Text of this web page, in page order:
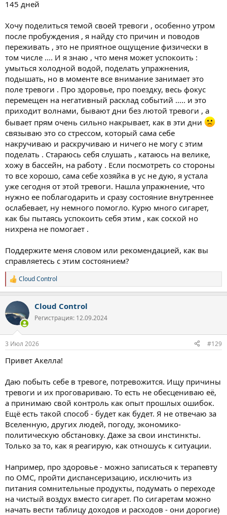
145 дней
Хочу поделиться темой своей тревоги , особенно утром
после пробуждения , я найду сто причин и поводов
переживать , это не приятное ощущение физически в
том числе …. И я знаю , что меня может успокоить :
умыться холодной водой, поделать упражнения,
подышать, но в моменте все внимание занимает это
поле тревоги . Про здоровье, про поездку, весь фокус
перемещен на негативный расклад событий ….. и это
приходит волнами, бывают дни без лютой тревоги , а
бывает прям очень сильно накрывает, как в эти дни
связываю это со стрессом, который сама себе
накручиваю и раскручиваю и ничего не могу с этим
поделать . Стараюсь себя слушать , катаюсь на велике,
хожу в бассейн, на работу . Если посмотреть со стороны
то все хорошо, сама себе хозяйка в ус не дую, я устала
уже сегодня от этой тревоги. Нашла упражнение, что
нужно ее поблагодарить и сразу состояние внутреннее
ослабевает, ну немного помогло. Курю много сигарет,
как бы пытаясь успокоить себя этим , как соской но
нихрена не помогает .
Поддержите меня словом или рекомендацией, как вы
справляетесь с этим состоянием?
Р
е
к
ц
и
Cloud Control
Cloud Control
Регистрация: 12.09.2024
3 Июл 2026 #129
Привет Акелла!
Даю побыть себе в тревоге, потревожится. Ищу причины
тревоги и их проговариваю. То есть не обесцениваю её,
а принимаю свой контроль как опыт прошлых ошибок.
Ещё есть такой способ - будет как будет. Я не отвечаю за
Вселенную, других людей, погоду, экономико-
политическую обстановку. Даже за свои инстинкты.
Только за то, как я реагирую, как отношусь к ситуации.
Например, про здоровье - можно записаться к терапевту
по ОМС, пройти диспансеризацию, исключить из
питания сомнительные продукты, подумать о переходе
на чистый воздух вместо сигарет. По сигаретам можно
начать вести таблицу доходов и расходов - они дорогие)